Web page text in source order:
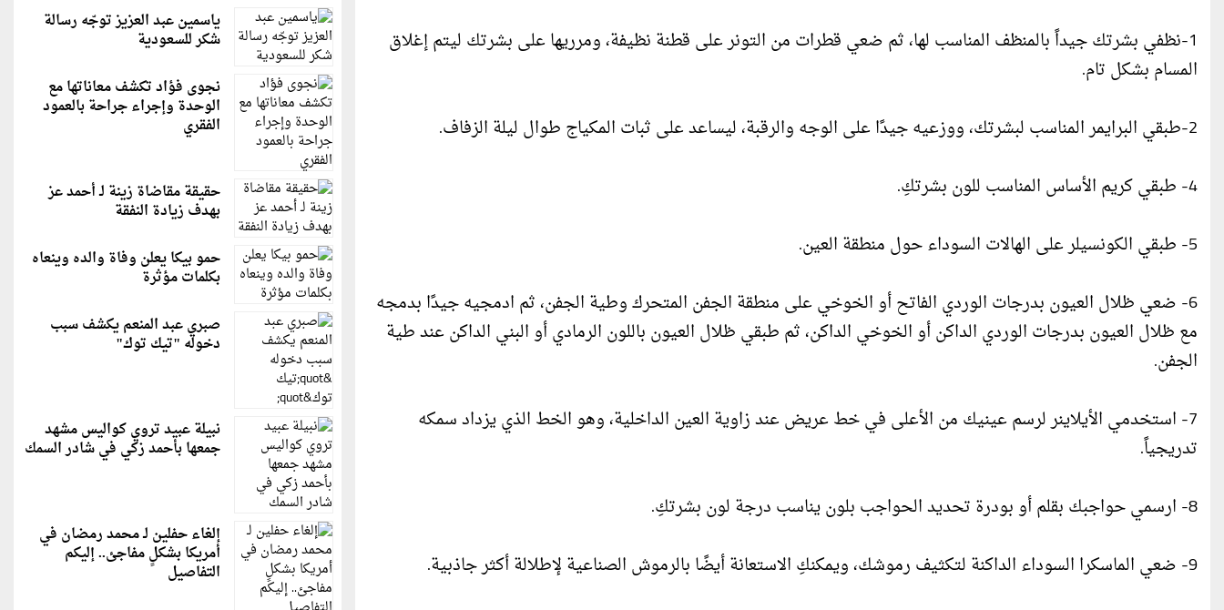
1-نظفي بشرتك جيداً بالمنظف المناسب لها، ثم ضعي قطرات من التونر على قطنة نظيفة، ومرريها على بشرتك ليتم إغلاق
المسام بشكل تام.
2-طبقي البرايمر المناسب لبشرتك، ووزعيه جيدًا على الوجه والرقبة، ليساعد على ثبات المكياج طوال ليلة الزفاف.
4- طبقي كريم الأساس المناسب للون بشرتكِ.
5- طبقي الكونسيلر على الهالات السوداء حول منطقة العين.
6- ضعي ظلال العيون بدرجات الوردي الفاتح أو الخوخي على منطقة الجفن المتحرك وطية الجفن، ثم ادمجيه جيدًا بدمجه
مع ظلال العيون بدرجات الوردي الداكن أو الخوخي الداكن، ثم طبقي ظلال العيون باللون الرمادي أو البني الداكن عند طية
الجفن.
7- استخدمي الأيلاينر لرسم عينيك من الأعلى في خط عريض عند زاوية العين الداخلية، وهو الخط الذي يزداد سمكه
تدريجياً.
8- ارسمي حواجبك بقلم أو بودرة تحديد الحواجب بلون يناسب درجة لون بشرتكِ.
9- ضعي الماسكرا السوداء الداكنة لتكثيف رموشك، ويمكنكِ الاستعانة أيضًا بالرموش الصناعية لإطلالة أكثر جاذبية.
ياسمين عبد العزيز توجّه رسالة
شكر للسعودية
نجوى فؤاد تكشف معاناتها مع
الوحدة وإجراء جراحة بالعمود
الفقري
حقيقة مقاضاة زينة لـ أحمد عز
بهدف زيادة النفقة
حمو بيكا يعلن وفاة والده وينعاه
بكلمات مؤثرة
صبري عبد المنعم يكشف سبب
دخوله "تيك توك"
نبيلة عبيد تروي كواليس مشهد
جمعها بأحمد زكي في شادر السمك
إلغاء حفلين لـ محمد رمضان في
أمريكا بشكلٍ مفاجئ.. إليكم
التفاصيل